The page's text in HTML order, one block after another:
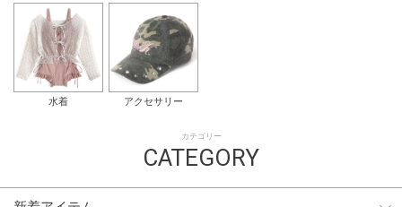
水着 アクセサリー
カテゴリー
CATEGORY